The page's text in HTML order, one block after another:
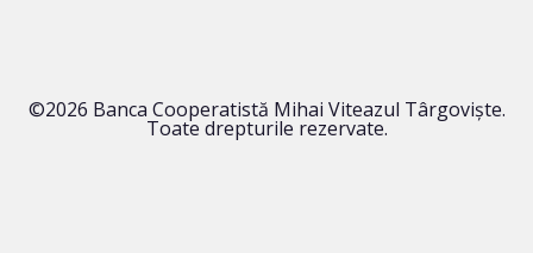
©2026 Banca Cooperatistă Mihai Viteazul Târgoviște.
Toate drepturile rezervate.